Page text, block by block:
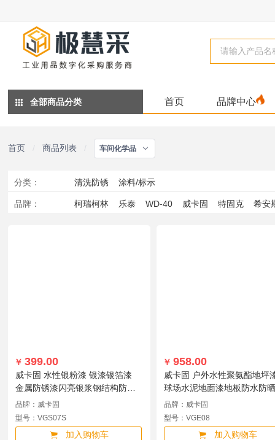
全部商品分类 首页 品牌中心
首页 商品列表 车间化学品
分类 ： 清洗防锈 涂料/标示
品牌 ： 柯瑞柯林 乐泰 WD-40 威卡固 特固克 希安
￥ 399.00
威卡固 水性银粉漆 银漆银箔漆
金属防锈漆闪亮银浆钢结构防腐
油漆 5kg/桶VGS07S VGS07S
品牌：威卡固
型号：VGS07S
加入购物车
￥ 958.00
威卡固 户外水性聚氨酯地坪
球场水泥地面漆地板防水防
滑室外耐候油漆双组份中灰色
20kg主漆+1kg固化剂VGE08
VGE08
品牌：威卡固
型号：VGE08
加入购物车